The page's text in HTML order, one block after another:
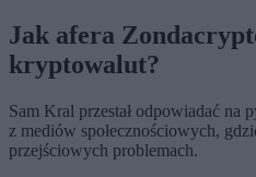
Jak afera
kryptowalut?
Sam Kral przestał odpowiadać na
z mediów społecznościowych,
przejściowych problemach.